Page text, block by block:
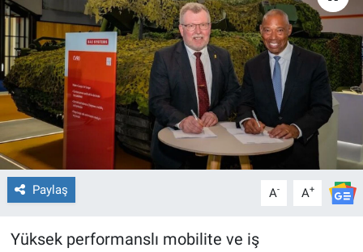
Paylaş A- A+
Yüksek performanslı mobilite ve iş